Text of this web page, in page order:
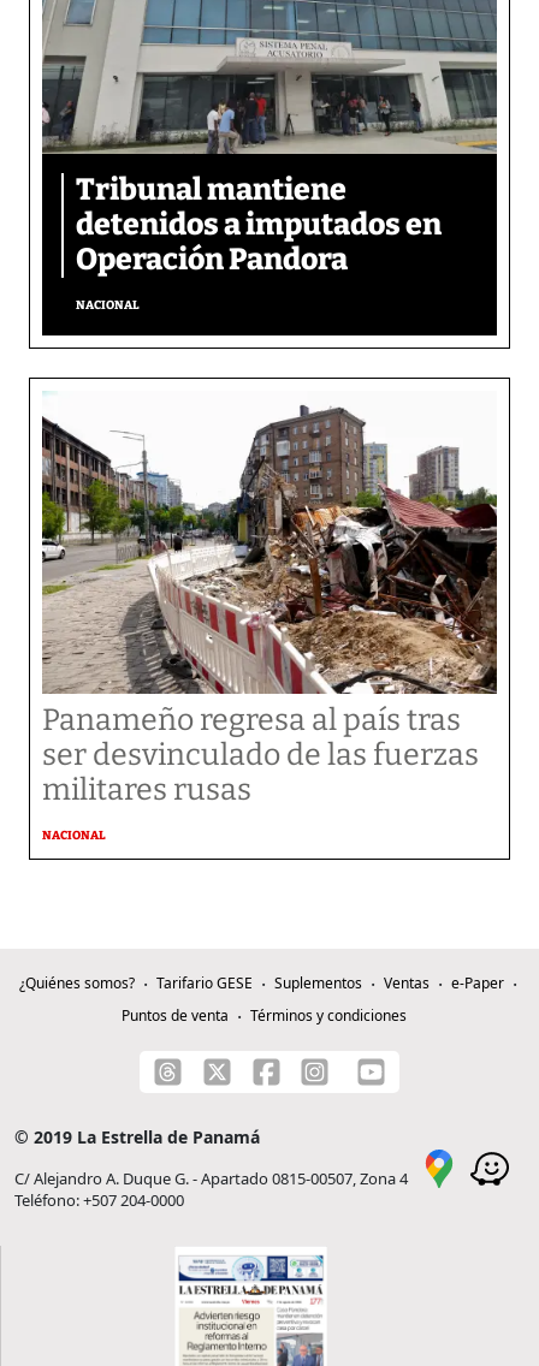
Tribunal mantiene
detenidos a imputados en
Operación Pandora
NACIONAL
Panameño regresa al país tras
ser desvinculado de las fuerzas
militares rusas
NACIONAL
¿Quiénes somos? Tarifario GESE Suplementos Ventas
e-Paper
Puntos de venta
Términos y condiciones
© 2019 La Estrella de Panamá
C/ Alejandro A. Duque G. - Apartado 0815-00507, Zona 4
Teléfono: +507 204-0000